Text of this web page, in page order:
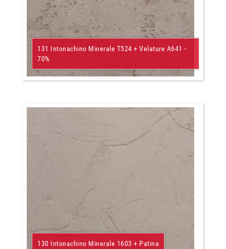
131 Intonachino Minerale T524 + Velature A641 -
70%
130 Intonachino Minerale 1603 + Patina